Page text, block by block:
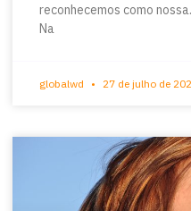
reconhecemos como
Na
globalwd 27 de julho de